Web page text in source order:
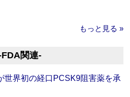
もっと見る »
関連‐
世界初の経口PCSK9阻害薬を承